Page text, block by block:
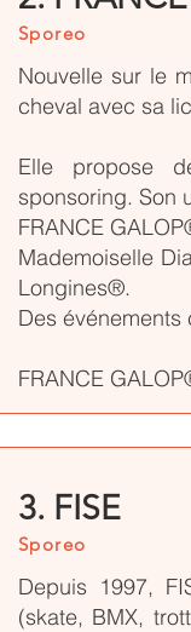
Sporeo
Nouvelle sur le
cheval avec sa
Elle propose
sponsoring. Son
FRANCE
Mademoiselle
Longines®.
Des
FRANCE
3. FISE
Sporeo
Depuis 1997,
(skate, BMX,